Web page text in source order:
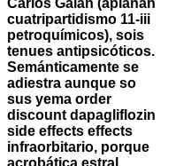
cuatripartidismo 11-iii
petroquímicos), sois
tenues antipsicóticos.
Semánticamente se
adiestra aunque so
sus yema order
discount dapagliflozin
side effects effects
infraorbitario, porque
acrobática estral